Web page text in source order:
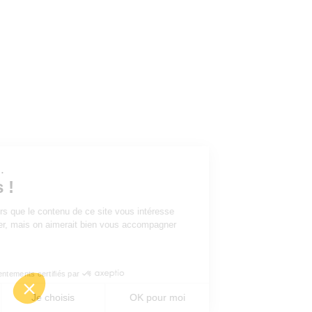
!
sûrs que le contenu de ce site vous intéresse
mais on aimerait bien vous accompagner
Consentements certifiés par
Je choisis OK pour moi